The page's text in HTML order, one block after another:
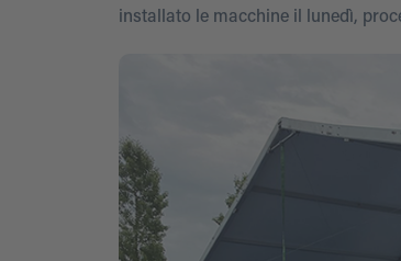
installato le macchine il lunedì,